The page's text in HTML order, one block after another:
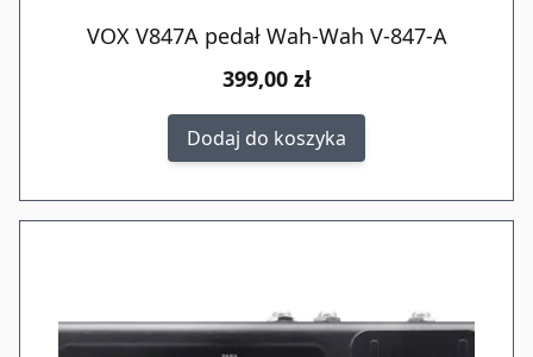
VOX V847A pedał Wah-Wah V-847-A
399,00 zł
Dodaj do koszyka